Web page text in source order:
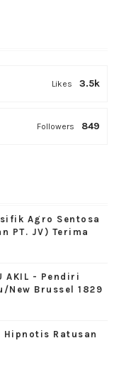
3.5k
Likes
849
Followers
Agro Sentosa
PT. JV) Terima
AKIL - Pendiri
New Brussel 1829
Hipnotis Ratusan